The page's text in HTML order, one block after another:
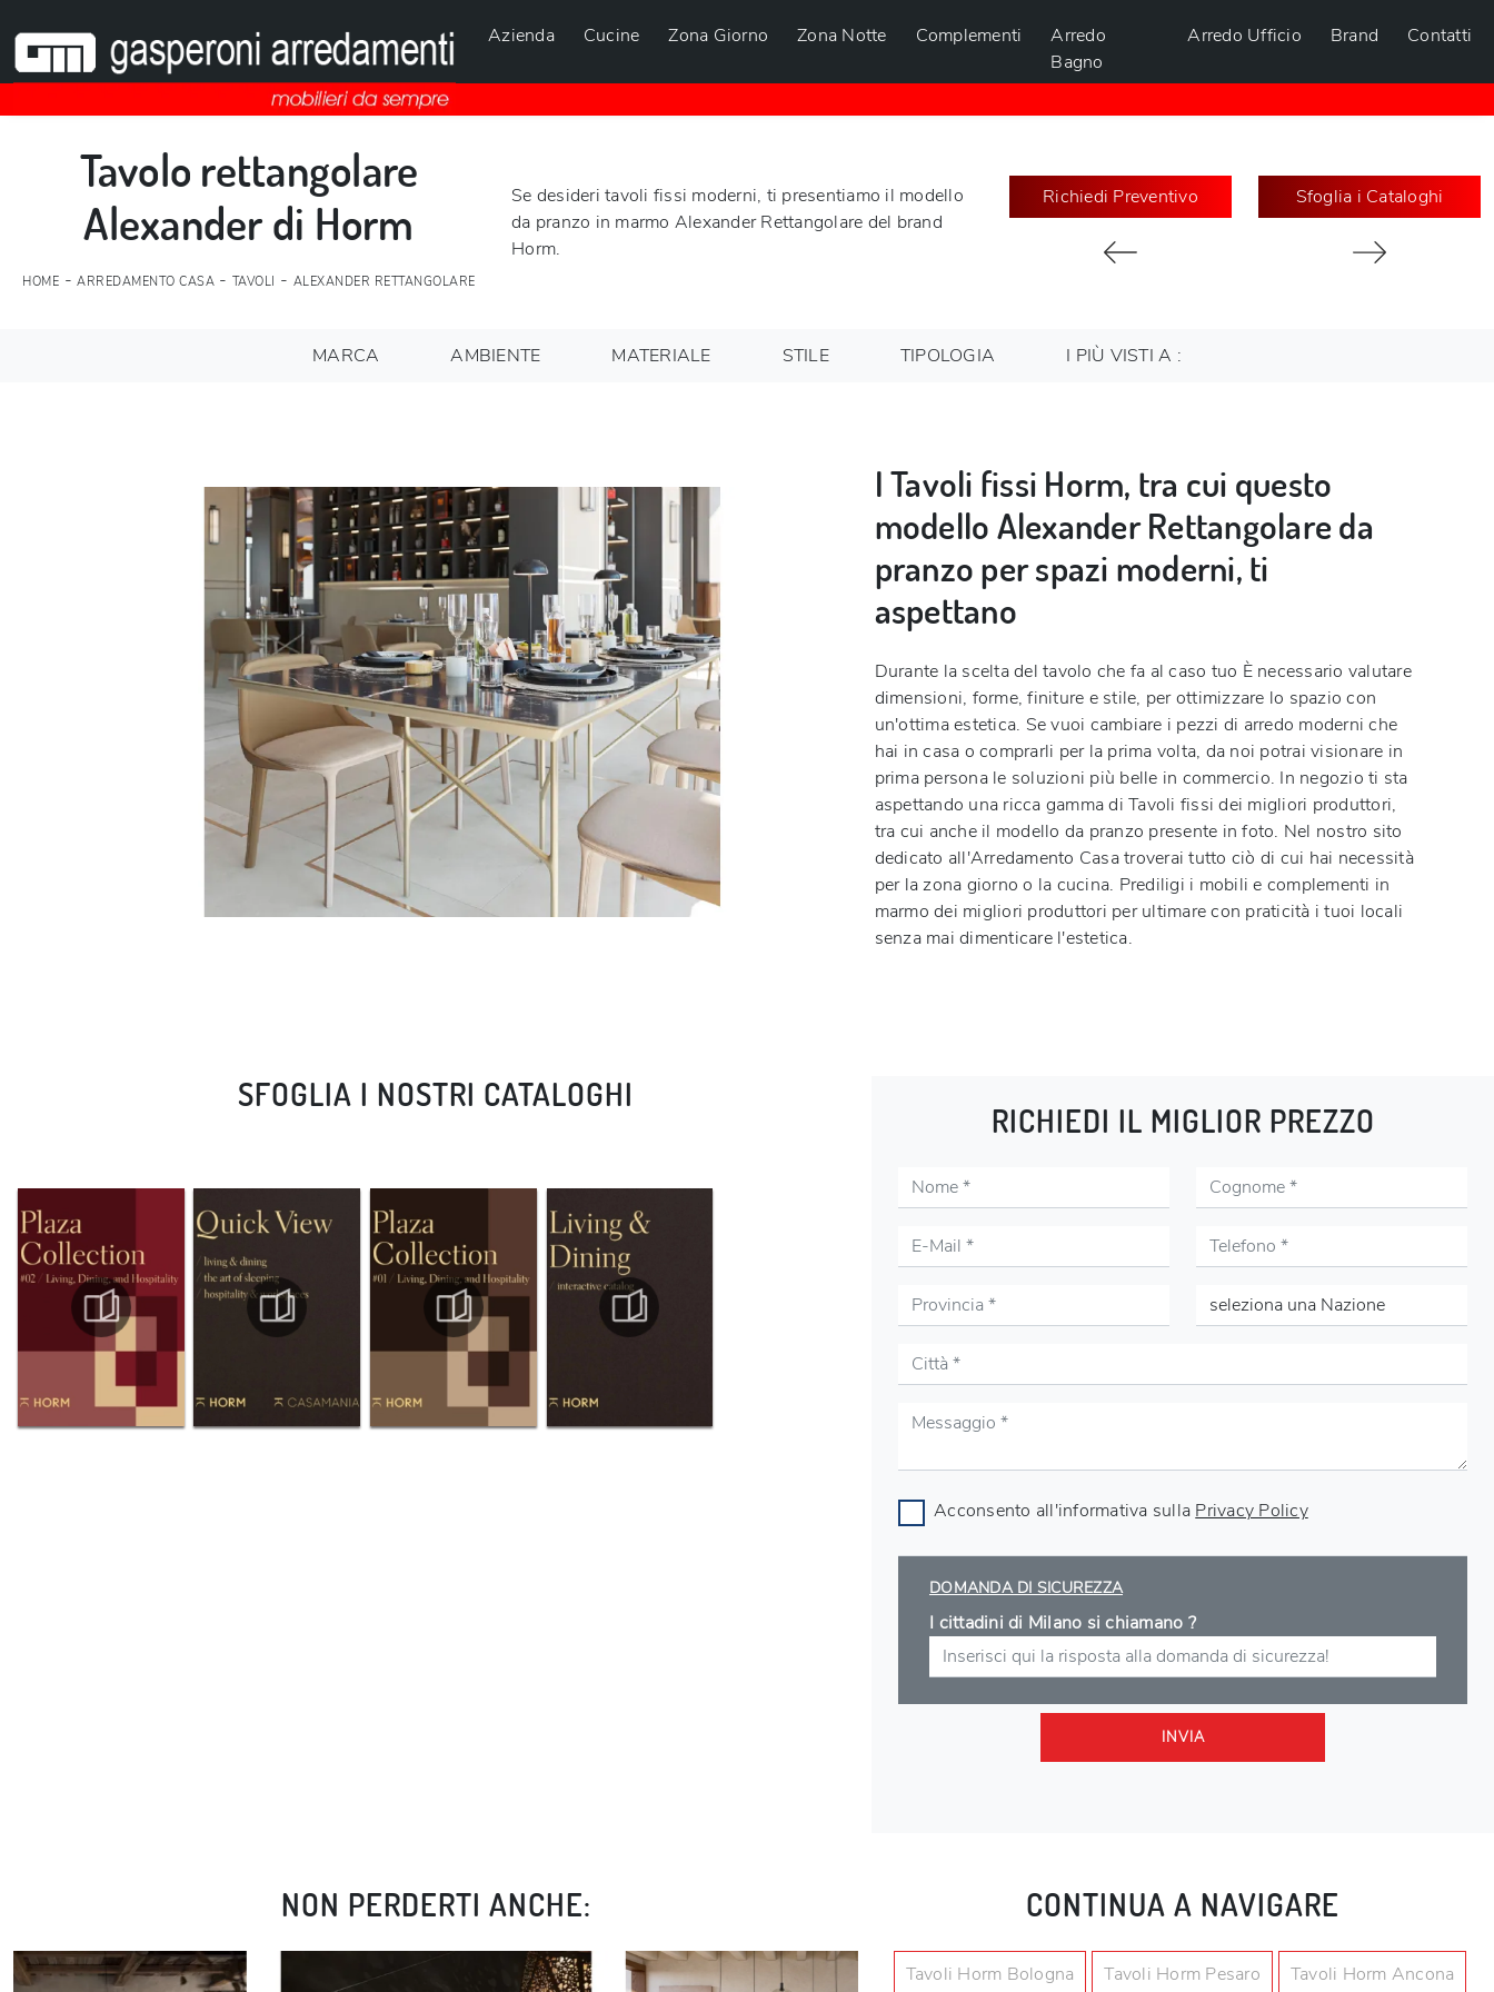
Azienda Cucine Zona Giorno Zona Notte Complementi
Arredo
Bagno
Arredo Ufficio Brand Contatti
Tavolo rettangolare
Alexander di Horm
HOME -ARREDAMENTO CASA - TAVOLI - ALEXANDER RETTANGOLARE
Se desideri tavoli fissi moderni, ti presentiamo il modello
da pranzo in marmo Alexander Rettangolare del brand
Horm.
Richiedi Preventivo Sfoglia i Cataloghi
MARCA AMBIENTE MATERIALE STILE TIPOLOGIA I PIÙ VISTI A :
I Tavoli fissi Horm, tra cui questo
modello Alexander Rettangolare da
pranzo per spazi moderni, ti
aspettano
Durante la scelta del tavolo che fa al caso tuo È necessario valutare
dimensioni, forme, finiture e stile, per ottimizzare lo spazio con
un'ottima estetica. Se vuoi cambiare i pezzi di arredo moderni che
hai in casa o comprarli per la prima volta, da noi potrai visionare in
prima persona le soluzioni più belle in commercio. In negozio ti sta
aspettando una ricca gamma di Tavoli fissi dei migliori produttori,
tra cui anche il modello da pranzo presente in foto. Nel nostro sito
dedicato all'Arredamento Casa troverai tutto ciò di cui hai necessità
per la zona giorno o la cucina. Prediligi i mobili e complementi in
marmo dei migliori produttori per ultimare con praticità i tuoi locali
senza mai dimenticare l'estetica.
RICHIEDI IL MIGLIOR PREZZO
Acconsento all'informativa sulla Privacy Policy
DOMANDA DI SICUREZZA
I cittadini di Milano si chiamano ?
INVIA
SFOGLIA I NOSTRI CATALOGHI
NON PERDERTI ANCHE: CONTINUA A NAVIGARE
Tavoli Horm Bologna Tavoli Horm Pesaro Tavoli Horm Ancona